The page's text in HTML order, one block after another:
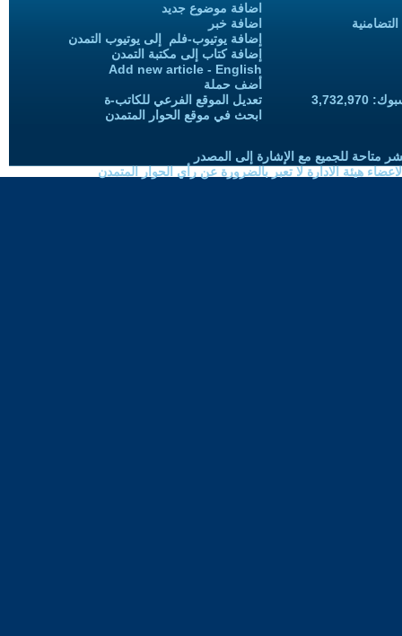
اضافة موضوع جديد
اضافة خبر
إضافة يوتيوب-فلم إلى يوتيوب التمدن
إضافة كتاب إلى مكتبة التمدن
Add new article - English
أضف حملة
تعديل الموقع الفرعي للكاتب-ة
ابحث في موقع الحوار المتمدن
متاحة للجميع مع الإشارة إلى المصدر
هيئة الادارة لا تعبر بالضرورة عن رأي الحوار المتمدن